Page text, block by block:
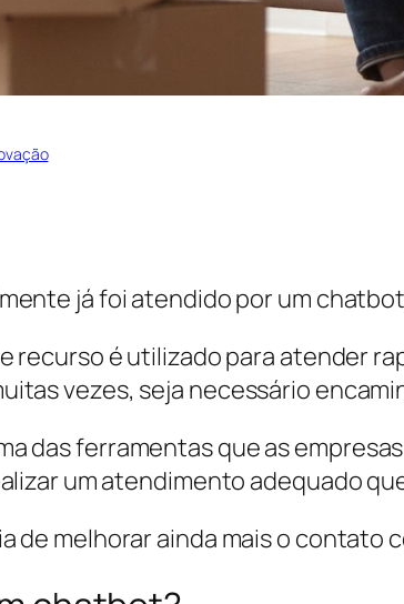
já foi atendido por um
recurso é utilizado para atender
vezes, seja necessário
das ferramentas que as
um atendimento adequado
de melhorar ainda mais o contato